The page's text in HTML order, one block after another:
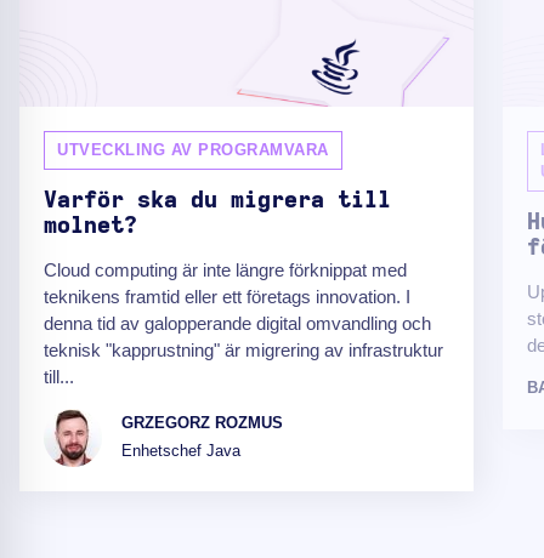
UTVECKLING AV PROGRAMVARA
Varför ska du migrera till
molnet?
Cloud computing är inte längre förknippat med
teknikens framtid eller ett företags innovation. I
denna tid av galopperande digital omvandling och
teknisk "kapprustning" är migrering av infrastruktur
till...
GRZEGORZ ROZMUS
Enhetschef Java